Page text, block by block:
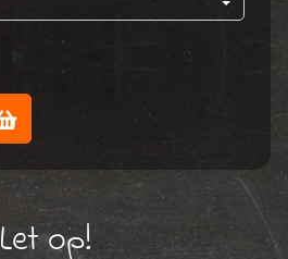
Let op!